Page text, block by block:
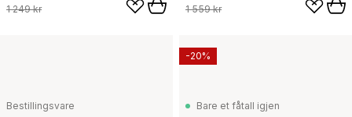
1 249 kr 1 559 kr
Bestillingsvare Bare et fåtall igjen
-20%